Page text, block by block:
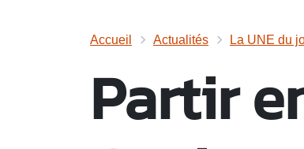
Accueil Actualités La UNE du
Partir